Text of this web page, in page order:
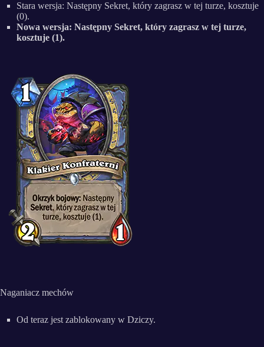
Stara wersja: Następny Sekret, który zagrasz w tej turze, kosztuje
(0).
Nowa wersja: Następny Sekret, który zagrasz w tej turze,
kosztuje (1).
Naganiacz mechów
Od teraz jest zablokowany w Dziczy.